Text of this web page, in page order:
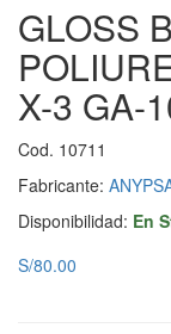
GLOSS
X-3 GA-
Cod. 10711
Fabricante:
Disponibilidad: En
S/80.00